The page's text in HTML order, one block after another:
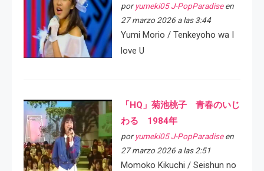
por yumeki05 J-PopParadiseen
27 marzo 2026 a las 3:44
Yumi Morio / Tenkeyoho wa I
love U
「HQ」菊池桃子 青春のいじ
わる 1984年
por yumeki05 J-PopParadiseen
27 marzo 2026 a las 2:51
Momoko Kikuchi / Seishun no